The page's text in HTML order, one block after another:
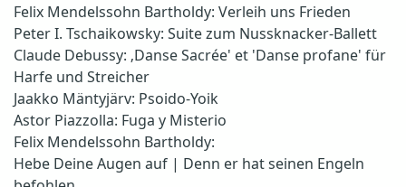
Felix Mendelssohn Bartholdy: Verleih uns Frieden
Peter I. Tschaikowsky: Suite zum Nussknacker-Ballett
Claude Debussy: ‚Danse Sacrée' et 'Danse profane' für
Harfe und Streicher
Jaakko Mäntyjärv: Psoido-Yoik
Astor Piazzolla: Fuga y Misterio
Felix Mendelssohn Bartholdy:
Hebe Deine Augen auf | Denn er hat seinen Engeln